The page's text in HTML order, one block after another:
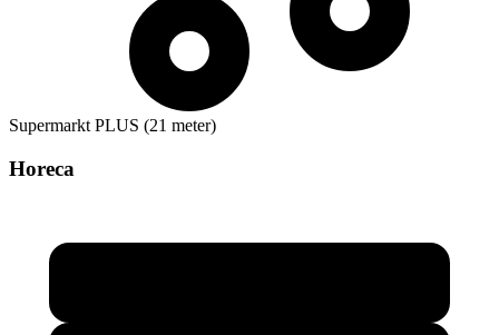
Supermarkt PLUS (21 meter)
Horeca